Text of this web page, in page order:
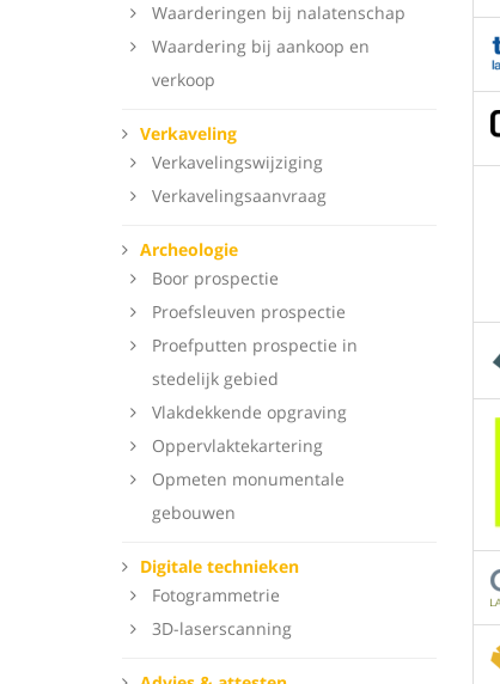
Waarderingen bij nalatenschap
Waardering bij aankoop en
verkoop
Verkaveling
Verkavelingswijziging
Verkavelingsaanvraag
Archeologie
Boor prospectie
Proefsleuven prospectie
Proefputten prospectie in
stedelijk gebied
Vlakdekkende opgraving
Oppervlaktekartering
Opmeten monumentale
gebouwen
Digitale technieken
Fotogrammetrie
3D-laserscanning